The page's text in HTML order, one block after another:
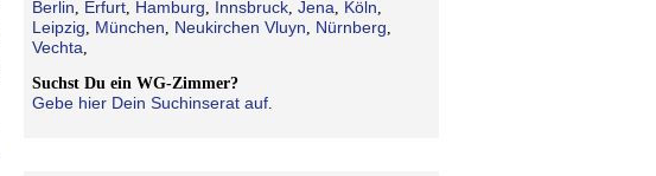
Berlin Erfurt, Hamburg Innsbruck, Jena Köln
Leipzig München Neukirchen Vluyn Nürnberg
Vechta
Suchst Du ein WG-Zimmer?
Gebe hier Dein Suchinserat auf.